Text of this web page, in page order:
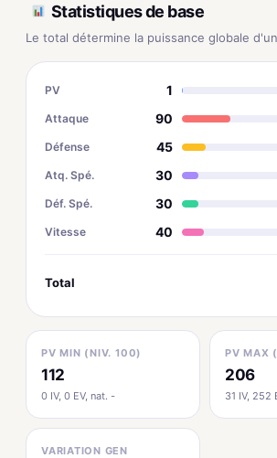
Statistiques de base
Le total détermine la puissance globale
PV 1
Attaque 90
Défense 45
Atq. Spé. 30
Déf. Spé. 30
Vitesse 40
Total
PV MIN (NIV. 100)
112
0 IV, 0 EV, nat. -
PV MAX
206
31 IV, 252
VARIATION GEN